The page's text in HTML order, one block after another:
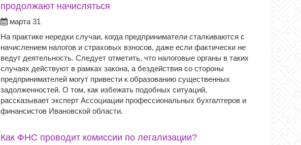
продолжают начисляться
марта 31
На практике нередки случаи, когда предприниматели сталкиваются с
начислением налогов и страховых взносов, даже если фактически не
ведут деятельность. Следует отметить, что налоговые органы в таких
случаях действуют в рамках закона, а бездействия со стороны
предпринимателей могут привести к образованию существенных
задолженностей. О том, как избежать подобных ситуаций,
рассказывает эксперт Ассоциации профессиональных бухгалтеров и
финансистов Ивановской области.
Как ФНС проводит комиссии по легализации?